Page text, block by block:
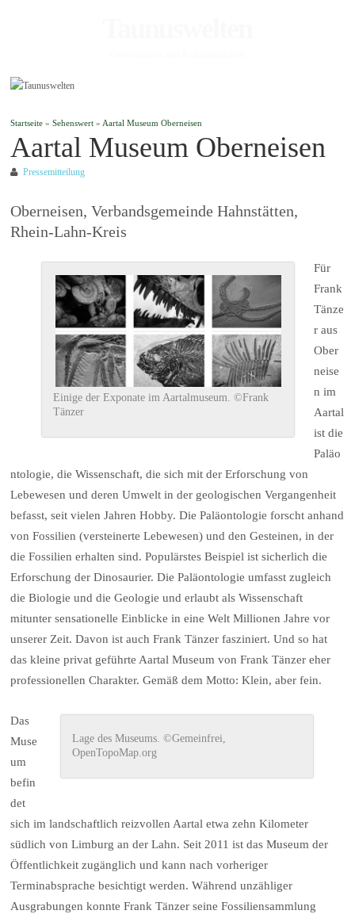
Startseite »Sehenswert » Aartal Museum Oberneisen
Aartal Museum Oberneisen
Pressemitteilung
Oberneisen, Verbandsgemeinde Hahnstätten,
Rhein-Lahn-Kreis
Einige der Exponate im Aartalmuseum. ©Frank
Tänzer
Für
Frank
Tänze
r aus
Ober
neise
n im
Aartal
ist die
Paläo
ntologie, die Wissenschaft, die sich mit der Erforschung von
Lebewesen und deren Umwelt in der geologischen Vergangenheit
befasst, seit vielen Jahren Hobby. Die Paläontologie forscht anhand
von Fossilien (versteinerte Lebewesen) und den Gesteinen, in der
die Fossilien erhalten sind. Populärstes Beispiel ist sicherlich die
Erforschung der Dinosaurier. Die Paläontologie umfasst zugleich
die Biologie und die Geologie und erlaubt als Wissenschaft
mitunter sensationelle Einblicke in eine Welt Millionen Jahre vor
unserer Zeit. Davon ist auch Frank Tänzer fasziniert. Und so hat
das kleine privat geführte Aartal Museum von Frank Tänzer eher
professionellen Charakter. Gemäß dem Motto: Klein, aber fein.
Lage des Museums. ©Gemeinfrei,
OpenTopoMap.org
Das
Muse
um
befin
det
sich im landschaftlich reizvollen Aartal etwa zehn Kilometer
südlich von Limburg an der Lahn. Seit 2011 ist das Museum der
Öffentlichkeit zugänglich und kann nach vorheriger
Terminabsprache besichtigt werden. Während unzähliger
Ausgrabungen konnte Frank Tänzer seine Fossiliensammlung